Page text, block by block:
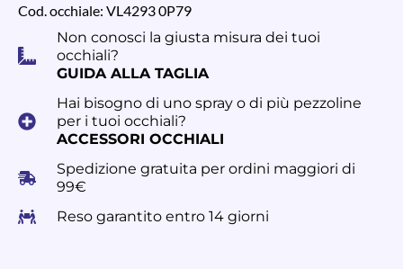
Cod. occhiale: VL4293 0P79
Non conosci la giusta misura dei tuoi
occhiali?
GUIDA ALLA TAGLIA
Hai bisogno di uno spray o di più pezzoline
per i tuoi occhiali?
ACCESSORI OCCHIALI
Spedizione gratuita per ordini maggiori di
99€
Reso garantito entro 14 giorni